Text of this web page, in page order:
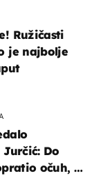
Ružičasti
je najbolje
Do
očuh, a